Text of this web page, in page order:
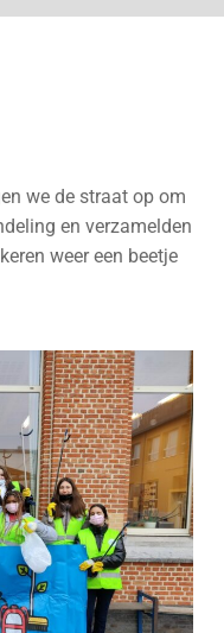
we de straat op om
en verzamelden
weer een beetje